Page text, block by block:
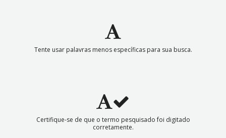
Tente usar palavras menos específicas para sua busca.
Certifique-se de que o termo pesquisado foi digitado
corretamente.